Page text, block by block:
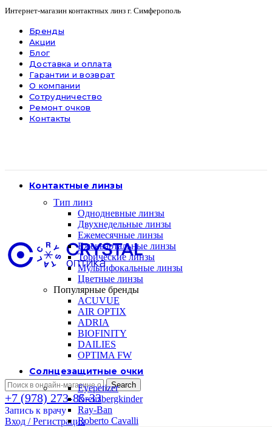
Интернет-магазин контактных линз г. Симферополь
Бренды
Акции
Блог
Доставка и оплата
Гарантии и возврат
О компании
Сотрудничество
Ремонт очков
Контакты
Search
+7 (978) 273-85-33
Запись к врачу
Вход / Регистрация
Контактные линзы
Тип линз
Однодневные линзы
Двухнедельные линзы
Ежемесячные линзы
Ежеквартальные линзы
Торические линзы
Мультифокальные линзы
Цветные линзы
Популярные бренды
ACUVUE
AIR OPTIX
ADRIA
BIOFINITY
DAILIES
OPTIMA FW
Солнцезащитные очки
Eyepetizer
Kreuzbergkinder
Ray-Ban
Roberto Cavalli